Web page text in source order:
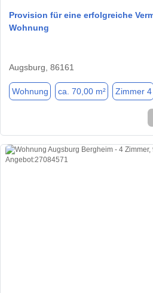
Provision für eine erfolgreiche
Wohnung
Augsburg, 86161
Wohnung ca. 70,00 m² Zimmer 4